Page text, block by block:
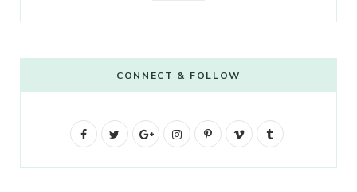
CONNECT & FOLLOW
F
G
I
P
V